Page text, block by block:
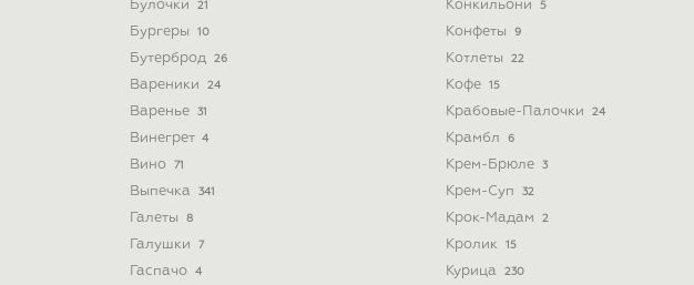
Булочки 21
Бургеры 10
Бутерброд 26
Вареники 24
Варенье 31
Винегрет 4
Вино 71
Выпечка 341
Галеты 8
Галушки 7
Гаспачо 4
Конкильони 5
Конфеты 9
Котлеты 22
Кофе 15
Крабовые-Палочки 24
Крамбл 6
Крем-Брюле 3
Крем-Суп 32
Крок-Мадам 2
Кролик 15
Курица 230